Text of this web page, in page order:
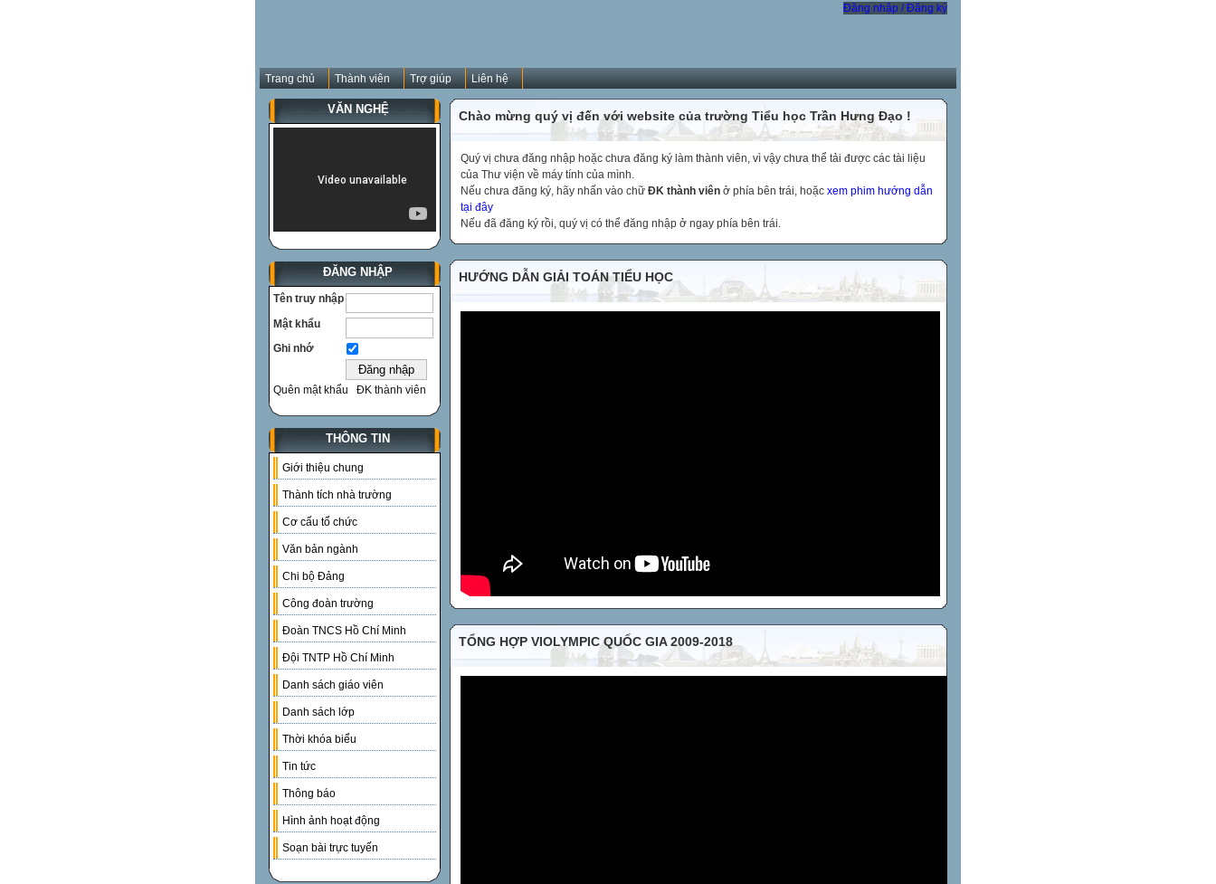
Đăng nhập / Đăng ký
Trang chủ Thành viên Trợ giúp Liên hệ
VĂN NGHỆ
ĐĂNG NHẬP
Tên truy nhập
Mật khẩu
Ghi nhớ
Quên mật khẩu ĐK thành viên
THÔNG TIN
Giới thiệu chung
Thành tích nhà trường
Cơ cấu tổ chức
Văn bản ngành
Chi bộ Đảng
Công đoàn trường
Đoàn TNCS Hồ Chí Minh
Đội TNTP Hồ Chí Minh
Danh sách giáo viên
Danh sách lớp
Thời khóa biểu
Tin tức
Thông báo
Hình ảnh hoạt động
Soạn bài trực tuyến
Chào mừng quý vị đến với website của trường Tiểu học Trần Hưng Đạo !
Quý vị chưa đăng nhập hoặc chưa đăng ký làm thành viên, vì vậy chưa thể tải được các tài liệu
của Thư viện về máy tính của mình.
Nếu chưa đăng ký, hãy nhấn vào chữ ĐK thành viên ở phía bên trái, hoặc xem phim hướng dẫn
tại đây
Nếu đã đăng ký rồi, quý vị có thể đăng nhập ở ngay phía bên trái.
HƯỚNG DẪN GIẢI TOÁN TIỂU HỌC
TỔNG HỢP VIOLYMPIC QUỐC GIA 2009-2018